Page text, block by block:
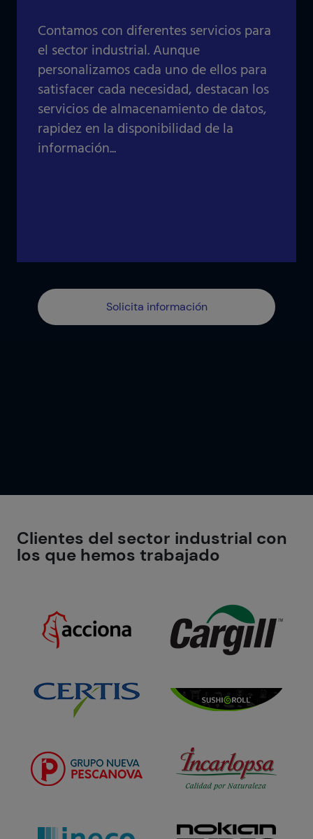
Contamos con diferentes servicios para
el sector industrial. Aunque
personalizamos cada uno de ellos para
satisfacer cada necesidad, destacan los
servicios de almacenamiento de datos,
rapidez en la disponibilidad de la
información...
Solicita información
Clientes del sector industrial con
los que hemos trabajado
Tecnología de la información y
comunicaciones
IOTIQ by Powernet
Ver todas las soluciones
Logística
Banca
Workplace
Servicios